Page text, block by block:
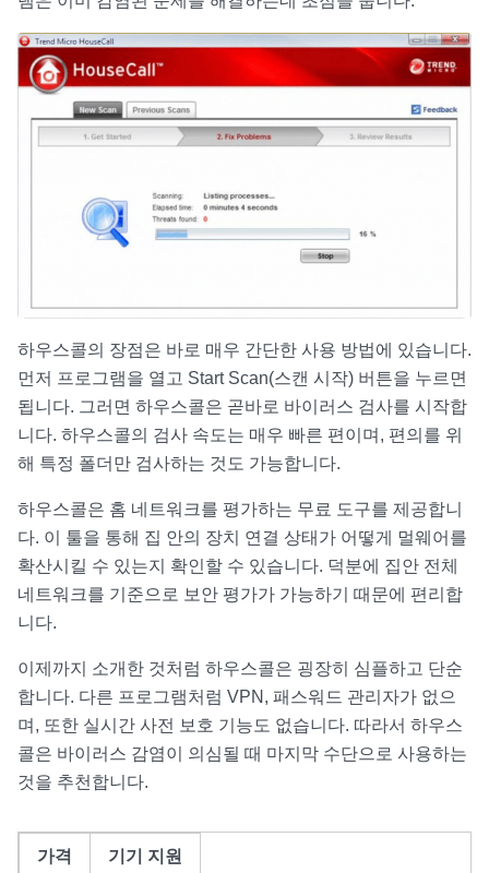
하우스콜의 장점은 바로 매우 간단한 사용 방법에 있습니다.
먼저 프로그램을 열고 Start Scan(스캔 시작) 버튼을 누르면
됩니다. 그러면 하우스콜은 곧바로 바이러스 검사를 시작합
니다. 하우스콜의 검사 속도는 매우 빠른 편이며, 편의를 위
해 특정 폴더만 검사하는 것도 가능합니다.
하우스콜은 홈 네트워크를 평가하는 무료 도구를 제공합니
다. 이 툴을 통해 집 안의 장치 연결 상태가 어떻게 멀웨어를
확산시킬 수 있는지 확인할 수 있습니다. 덕분에 집안 전체
네트워크를 기준으로 보안 평가가 가능하기 때문에 편리합
니다.
이제까지 소개한 것처럼 하우스콜은 굉장히 심플하고 단순
합니다. 다른 프로그램처럼 VPN, 패스워드 관리자가 없으
며, 또한 실시간 사전 보호 기능도 없습니다. 따라서 하우스
콜은 바이러스 감염이 의심될 때 마지막 수단으로 사용하는
것을 추천합니다.
가격 기기 지원